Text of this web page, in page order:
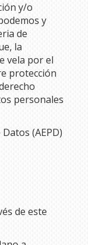
y/o
y
de
la
vela por el
protección
personales
(AEPD)
de este